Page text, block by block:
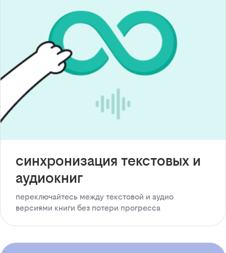
синхронизация текстовых и
аудиокниг
переключайтесь между текстовой и аудио
версиями книги без потери прогресса